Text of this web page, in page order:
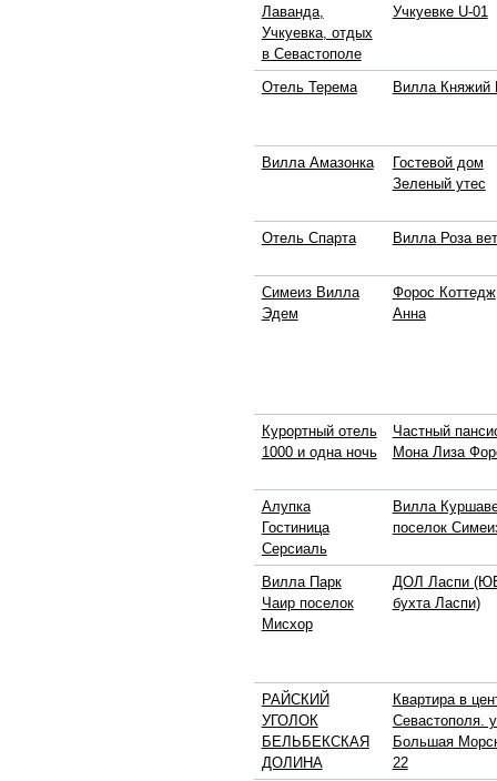
Лаванда,
Учкуевка, отдых
в Севастополе
Учкуевке U-01
Отель Терема Вилла Княжий
Вилла Амазонка
Гостевой дом
Зеленый утес
Отель Спарта Вилла Роза
Симеиз Вилла
Эдем
Форос Коттедж
Анна
Курортный отель
1000 и одна ночь
Частный
Мона Лиза
Алупка
Гостиница
Серсиаль
Вилла
поселок
Вилла Парк
Чаир поселок
Мисхор
ДОЛ Ласпи
бухта Ласпи)
РАЙСКИЙ
УГОЛОК
БЕЛЬБЕКСКАЯ
ДОЛИНА
Квартира в
Севастополя.
Большая
22